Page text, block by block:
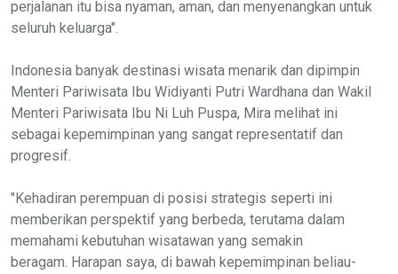
perjalanan itu bisa nyaman, aman, dan menyenangkan untuk
seluruh keluarga".
Indonesia banyak destinasi wisata menarik dan dipimpin
Menteri Pariwisata Ibu Widiyanti Putri Wardhana dan Wakil
Menteri Pariwisata Ibu Ni Luh Puspa, Mira melihat ini
sebagai kepemimpinan yang sangat representatif dan
progresif.
"Kehadiran perempuan di posisi strategis seperti ini
memberikan perspektif yang berbeda, terutama dalam
memahami kebutuhan wisatawan yang semakin
beragam. Harapan saya, di bawah kepemimpinan beliau-